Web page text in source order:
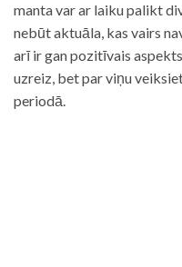
manta var ar laiku palikt
nebūt aktuāla, kas vairs
arī ir gan pozitīvais
uzreiz, bet par viņu
periodā.